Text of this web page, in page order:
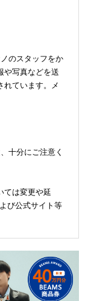
のスタッフをか
や写真などを送
れています。メ
十分にご注意く
ては変更や延
び公式サイト等